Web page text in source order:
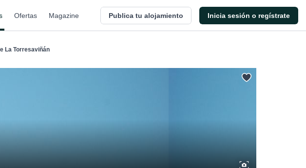
Ofertas Magazine Publica tu alojamiento Inicia sesión o regístrate
La Torresaviñán